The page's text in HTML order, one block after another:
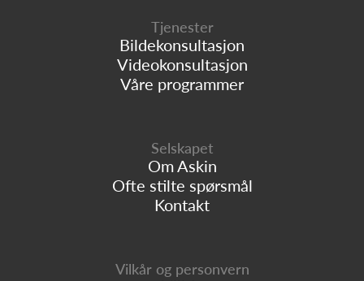
Tjenester
Bildekonsultasjon
Videokonsultasjon
Våre programmer
Selskapet
Om Askin
Ofte stilte spørsmål
Kontakt
Vilkår og personvern